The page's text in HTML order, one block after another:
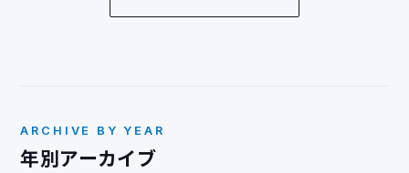
ARCHIVE BY YEAR
年別アーカイブ